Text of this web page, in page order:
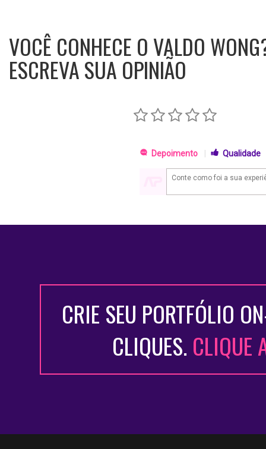
VOCÊ CONHECE O VALDO
ESCREVA SUA OPINIÃO
Depoimento Qualidade
CRIE SEU PORTFÓLIO
CLIQUES. CLIQUE